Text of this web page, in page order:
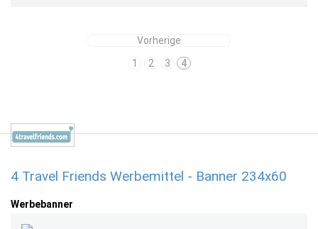
Vorherige
1
2 3 4
4 Travel Friends Werbemittel - Banner 234x60
Werbebanner